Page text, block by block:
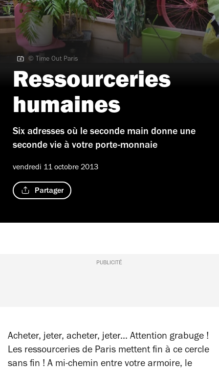
© Time Out Paris
© Time Out Paris
Ressourceries
humaines
Six adresses où le seconde main donne une
seconde vie à votre porte-monnaie
vendredi 11 octobre 2013
Partager
PUBLICITÉ
Acheter, jeter, acheter, jeter... Attention grabuge !
Les ressourceries de Paris mettent fin à ce cercle
sans fin ! A mi-chemin entre votre armoire, le